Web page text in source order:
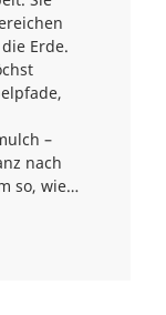
Erde.
–
nach
so, wie…